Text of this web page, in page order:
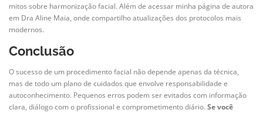
mitos sobre harmonização facial. Além de acessar minha página de autora
em Dra Aline Maia, onde compartilho atualizações dos protocolos mais
modernos.
Conclusão
O sucesso de um procedimento facial não depende apenas da técnica,
mas de todo um plano de cuidados que envolve responsabilidade e
autoconhecimento. Pequenos erros podem ser evitados com informação
clara, diálogo com o profissional e comprometimento diário. Se você